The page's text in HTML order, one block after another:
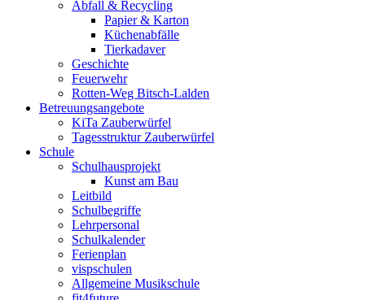
Abfall & Recycling
Papier & Karton
Küchenabfälle
Tierkadaver
Geschichte
Feuerwehr
Rotten-Weg Bitsch-Lalden
Betreuungsangebote
KiTa Zauberwürfel
Tagesstruktur Zauberwürfel
Schule
Schulhausprojekt
Kunst am Bau
Leitbild
Schulbegriffe
Lehrpersonal
Schulkalender
Ferienplan
vispschulen
Allgemeine Musikschule